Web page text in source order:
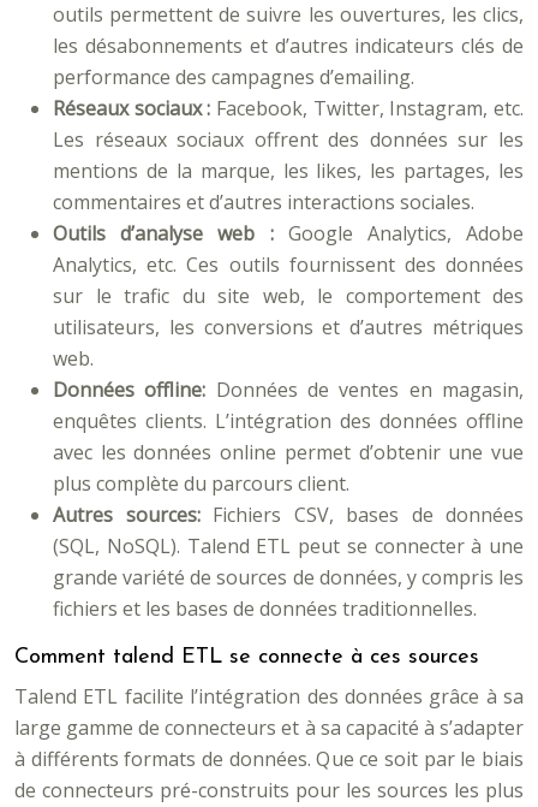
outils permettent de suivre les ouvertures, les clics,
les désabonnements et d’autres indicateurs clés de
performance des campagnes d’emailing.
Réseaux sociaux : Facebook, Twitter, Instagram, etc.
Les réseaux sociaux offrent des données sur les
mentions de la marque, les likes, les partages, les
commentaires et d’autres interactions sociales.
Outils d’analyse web : Google Analytics, Adobe
Analytics, etc. Ces outils fournissent des données
sur le trafic du site web, le comportement des
utilisateurs, les conversions et d’autres métriques
web.
Données offline: Données de ventes en magasin,
enquêtes clients. L’intégration des données offline
avec les données online permet d’obtenir une vue
plus complète du parcours client.
Autres sources: Fichiers CSV, bases de données
(SQL, NoSQL). Talend ETL peut se connecter à une
grande variété de sources de données, y compris les
fichiers et les bases de données traditionnelles.
Comment talend ETL se connecte à ces sources
Talend ETL facilite l’intégration des données grâce à sa
large gamme de connecteurs et à sa capacité à s’adapter
à différents formats de données. Que ce soit par le biais
de connecteurs pré-construits pour les sources les plus